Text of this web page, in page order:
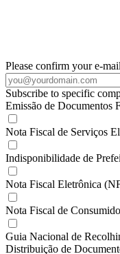
Please confirm your e-
Subscribe to specific
Emissão de Documentos
Nota Fiscal de Serviços
Indisponibilidade de
Nota Fiscal Eletrônica
Nota Fiscal de
Guia Nacional de
Distribuição de